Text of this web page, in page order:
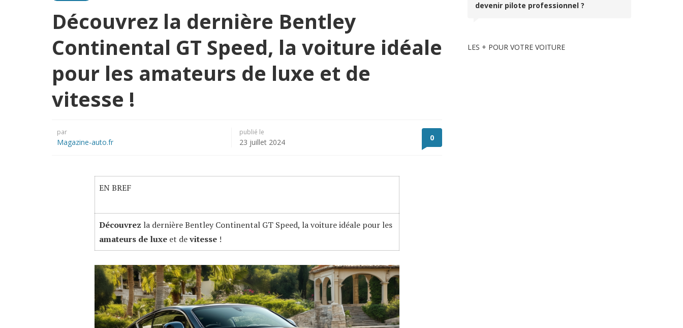
Découvrez la dernière Bentley
Continental GT Speed, la voiture idéale
pour les amateurs de luxe et de
vitesse !
par
Magazine-auto.fr
publié le
23 juillet 2024 0
EN BREF
Découvrez la dernière Bentley Continental GT Speed, la voiture idéale pour les
amateurs de luxe et devitesse !
devenir pilote professionnel ?
LES + POUR VOTRE VOITURE